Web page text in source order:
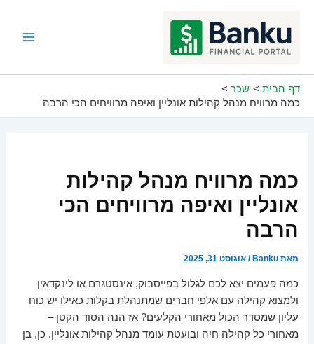
דף הבית
שכר
כמה מרוויח מנהל קהילות אונליין ואיפה מרוויחים הכי הרבה
כמה מרוויח מנהל קהילות
אונליין ואיפה מרוויחים הכי
הרבה
מאתBanku
/אוגוסט 31, 2025
כמה פעמים יצא לכם לגלול בפייסבוק, אינסטגרם או לינקדאין
ולמצוא קהילה עם אלפי חברים שמתנהלת בקלות כאילו יש כוח
עליון שמסדר הכול מאחורי הקלעים? אז הנה הסוד הקטן –
מאחורי כל קהילה חיה ובועטת עומד מנהל קהילות אונליין. כן, בן